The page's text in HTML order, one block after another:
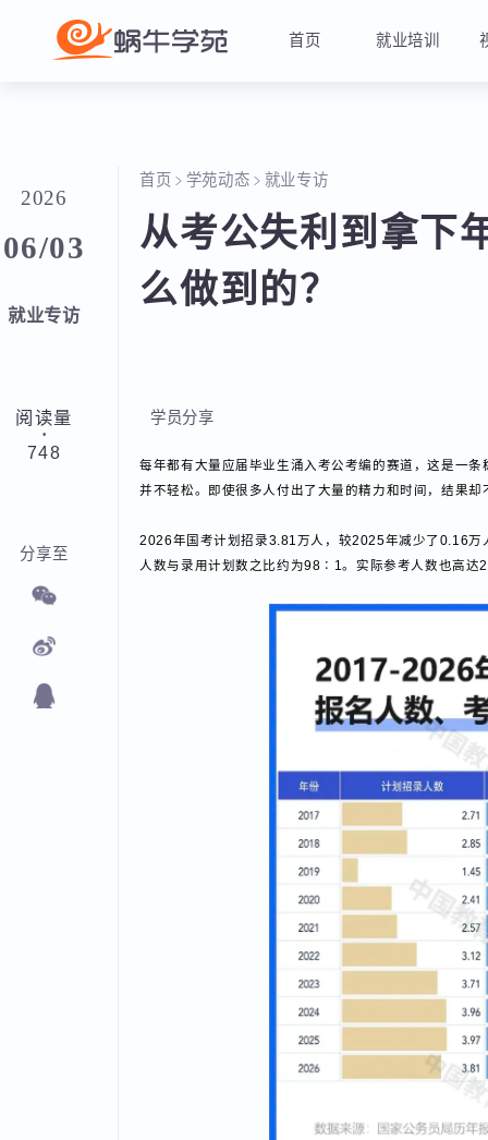
首页 就业培训
2026
06/03
就业专访
阅读量
·
首页 学苑动态 就业专访
从考公失利到拿
么做到的？
每年都有大量应届毕业生涌入考公考编的赛道，这是
2026年国考计划招录3.81万人，较2025年减少了